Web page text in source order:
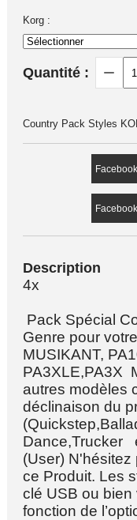
Korg :
Quantité :
Country Pack Styles
Description
4x
Pack Spécial
Genre pour
MUSIKANT,
PA3XLE,PA3X
autres modèles
déclinaison du
Dance,Trucker
(User)
ce Produit. Les
clé USB ou
fonction de